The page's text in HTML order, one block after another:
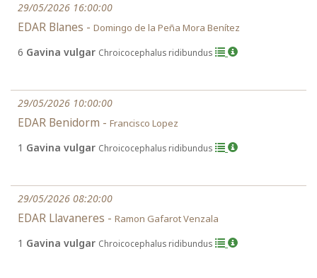
29/05/2026 16:00:00
EDAR Blanes - Domingo de la Peña Mora Benítez
6 Gavina vulgar Chroicocephalus ridibundus
29/05/2026 10:00:00
EDAR Benidorm - Francisco Lopez
1 Gavina vulgar Chroicocephalus ridibundus
29/05/2026 08:20:00
EDAR Llavaneres - Ramon Gafarot Venzala
1 Gavina vulgar Chroicocephalus ridibundus